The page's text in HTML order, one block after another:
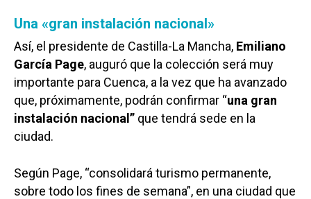
Una «gran instalación nacional»
Así, el presidente de Castilla-La Mancha, Emiliano
García Page, auguró que la colección será muy
importante para Cuenca, a la vez que ha avanzado
que, próximamente, podrán confirmar “una gran
instalación nacional” que tendrá sede en la
ciudad.
Según Page, “consolidará turismo permanente,
sobre todo los fines de semana”, en una ciudad que